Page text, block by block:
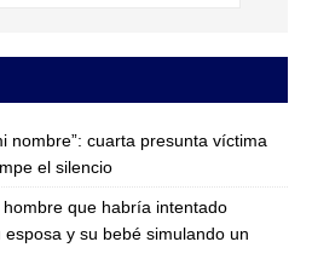
nombre”: cuarta presunta víctima
el silencio
que habría intentado
y su bebé simulando un